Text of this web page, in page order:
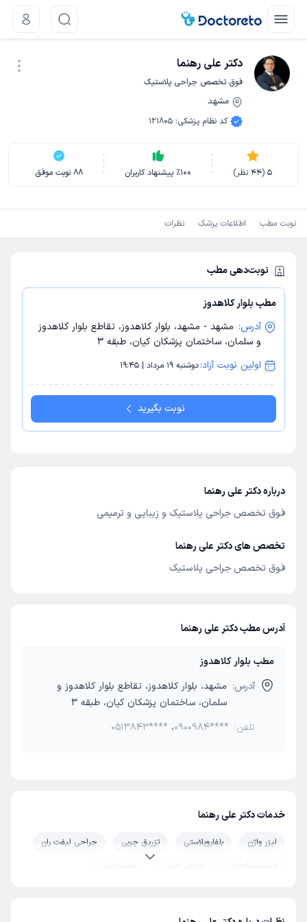
دکتر علی رهنما
فوق تخصص جراحی پلاستیک
مشهد
کد نظام پزشکی:
121805
5
(
44 نظر) ٪100 پیشنهاد کاربران 88 نوبت موفق
نوبت مطب اطلاعات پزشک نظرات
نوبت‌دهی مطب
مطب بلوار کلاهدوز
آدرس: مشهد - مشهد، بلوار کلاهدوز، تقاطع بلوار کلاهدوز
و سلمان، ساختمان پزشکان کیان، طبقه 3
اولین نوبت آزاد:دوشنبه 19 مرداد | 19:45
نوبت بگیرید
درباره دکتر علی رهنما
فوق تخصص جراحی پلاستیک و زیبایی و ترمیمی
تخصص های دکتر علی رهنما
فوق تخصص جراحی پلاستیک
آدرس مطب دکتر علی رهنما
مطب بلوار کلاهدوز
آدرس: مشهد، بلوار کلاهدوز، تقاطع بلوار کلاهدوز و
سلمان، ساختمان پزشکان کیان، طبقه 3
تلفن:
0513843**** ،0900984****
خدمات دکتر علی رهنما
لیزر واژن بلفاروپلاستی تزریق چربی
جراحی لیفت ران
ابدومینوپلاستی
جراحی لاغری
ماموپلاستی
عمل بینی استخوانی
عمل بینی گوشتی